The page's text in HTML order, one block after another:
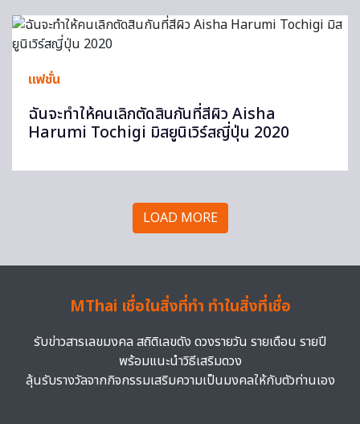
แฟชั่น
ฉันจะทำให้คนเลิกตัดสินกันที่สีผิว Aisha
Harumi Tochigi มิสยูนิเวิร์สญี่ปุ่น 2020
LOAD MORE
MThai เชื่อในสิ่งที่ทำ ทำในสิ่งที่เชื่อ
รับข่าวสารเลขมงคล สถิติเลขดัง ดวงรายวัน รายเดือน รายปี
พร้อมแนะนำวิธีเสริมดวง
ลุ้นรับรางวัลจากกิจกรรมเสริมความเป็นมงคลให้กับตัวท่านเอง